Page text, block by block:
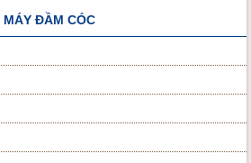
MÁY ĐẦM CÓC